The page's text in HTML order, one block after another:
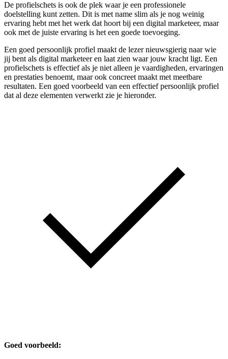
De profielschets is ook de plek waar je een professionele
doelstelling kunt zetten. Dit is met name slim als je nog weinig
ervaring hebt met het werk dat hoort bij een digital marketeer, maar
ook met de juiste ervaring is het een goede toevoeging.
Een goed persoonlijk profiel maakt de lezer nieuwsgierig naar wie
jij bent als digital marketeer en laat zien waar jouw kracht ligt. Een
profielschets is effectief als je niet alleen je vaardigheden, ervaringen
en prestaties benoemt, maar ook concreet maakt met meetbare
resultaten. Een goed voorbeeld van een effectief persoonlijk profiel
dat al deze elementen verwerkt zie je hieronder.
Goed voorbeeld: